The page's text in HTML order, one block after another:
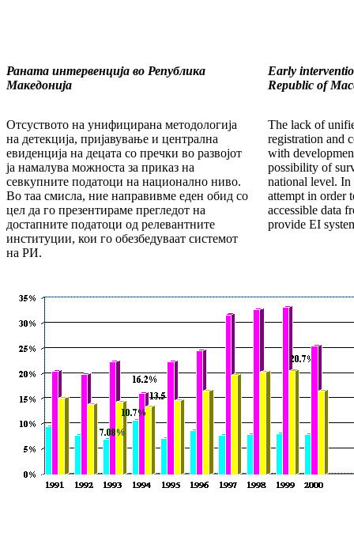
Раната интервенција во Република
Македонија
Early
Republic of
Отсуството на унифицирана методологија
на детекција, пријавување и централна
евиденција на децата со пречки во развојот
ја намалува можноста за приказ на
севкупните податоци на национално ниво.
Во таа смисла, ние направивме еден обид со
цел да го презентираме прегледот на
достапните податоци од релевантните
институции, кои го обезбедуваат системот
на РИ.
The lack of
registration and
with
possibility of
national level. In
attempt in order
accessible data
provide EI